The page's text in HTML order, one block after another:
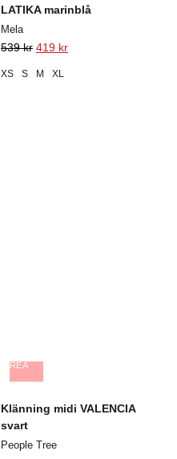
LATIKA marinblå
Mela
539kr 419 kr
XS S M XL
REA
Klänning midi VALENCIA
svart
People Tree